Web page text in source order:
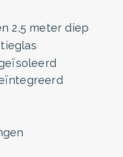
2,5 meter diep